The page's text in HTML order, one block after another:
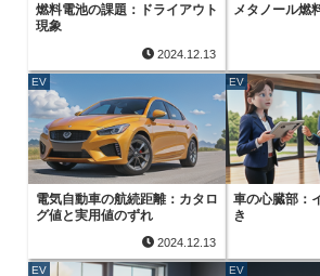
燃料電池の課題：ドライアウト
現象
2024.12.13
メタノール燃
EV
電気自動車の航続距離：カタロ
グ値と実用値のずれ
2024.12.13
EV
車の心臓部：
き
EV EV